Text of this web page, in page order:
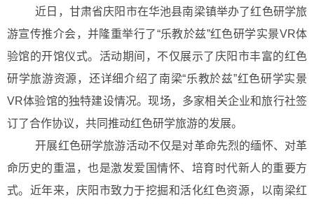
近日，甘肃省庆阳市在华池县南梁镇举办了红色研学旅
游宣传推介会，并隆重举行了“乐教於兹”红色研学实景VR体
验馆的开馆仪式。活动期间，不仅展示了庆阳市丰富的红色
研学旅游资源，还详细介绍了南梁“乐教於兹”红色研学实景
VR体验馆的独特建设情况。现场，多家相关企业和旅行社签
订了合作协议，共同推动红色研学旅游的发展。
开展红色研学旅游活动不仅是对革命先烈的缅怀、对革
命历史的重温，也是激发爱国情怀、培育时代新人的重要方
式。近年来，庆阳市致力于挖掘和活化红色资源，以南梁红